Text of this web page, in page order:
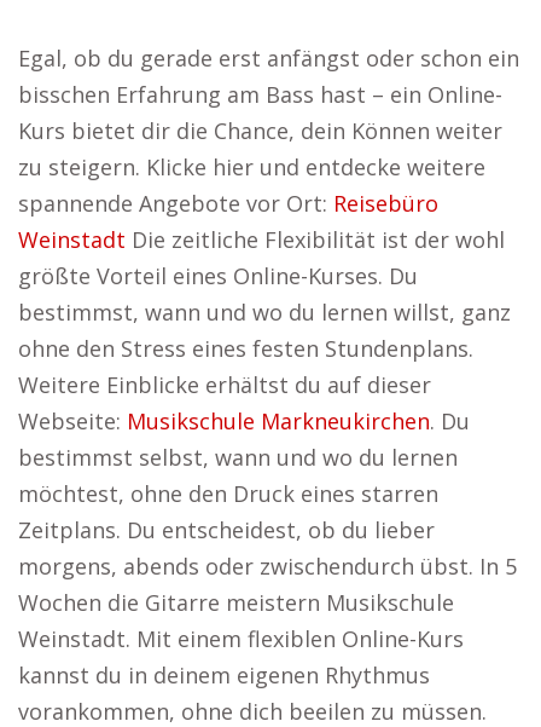
Egal, ob du gerade erst anfängst oder schon ein
bisschen Erfahrung am Bass hast – ein Online-
Kurs bietet dir die Chance, dein Können weiter
zu steigern. Klicke hier und entdecke weitere
spannende Angebote vor Ort: Reisebüro
Weinstadt Die zeitliche Flexibilität ist der wohl
größte Vorteil eines Online-Kurses. Du
bestimmst, wann und wo du lernen willst, ganz
ohne den Stress eines festen Stundenplans.
Weitere Einblicke erhältst du auf dieser
Webseite: Musikschule Markneukirchen. Du
bestimmst selbst, wann und wo du lernen
möchtest, ohne den Druck eines starren
Zeitplans. Du entscheidest, ob du lieber
morgens, abends oder zwischendurch übst. In 5
Wochen die Gitarre meistern Musikschule
Weinstadt. Mit einem flexiblen Online-Kurs
kannst du in deinem eigenen Rhythmus
vorankommen, ohne dich beeilen zu müssen.